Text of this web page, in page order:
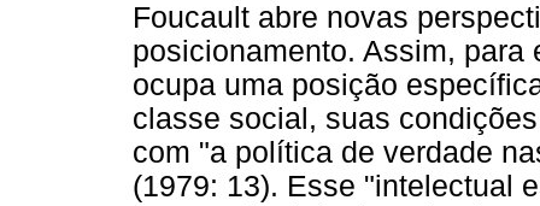
Foucault abre novas
posicionamento. Assim,
ocupa uma posição
classe social, suas
com "a política de verdade
(1979: 13). Esse "intelectual